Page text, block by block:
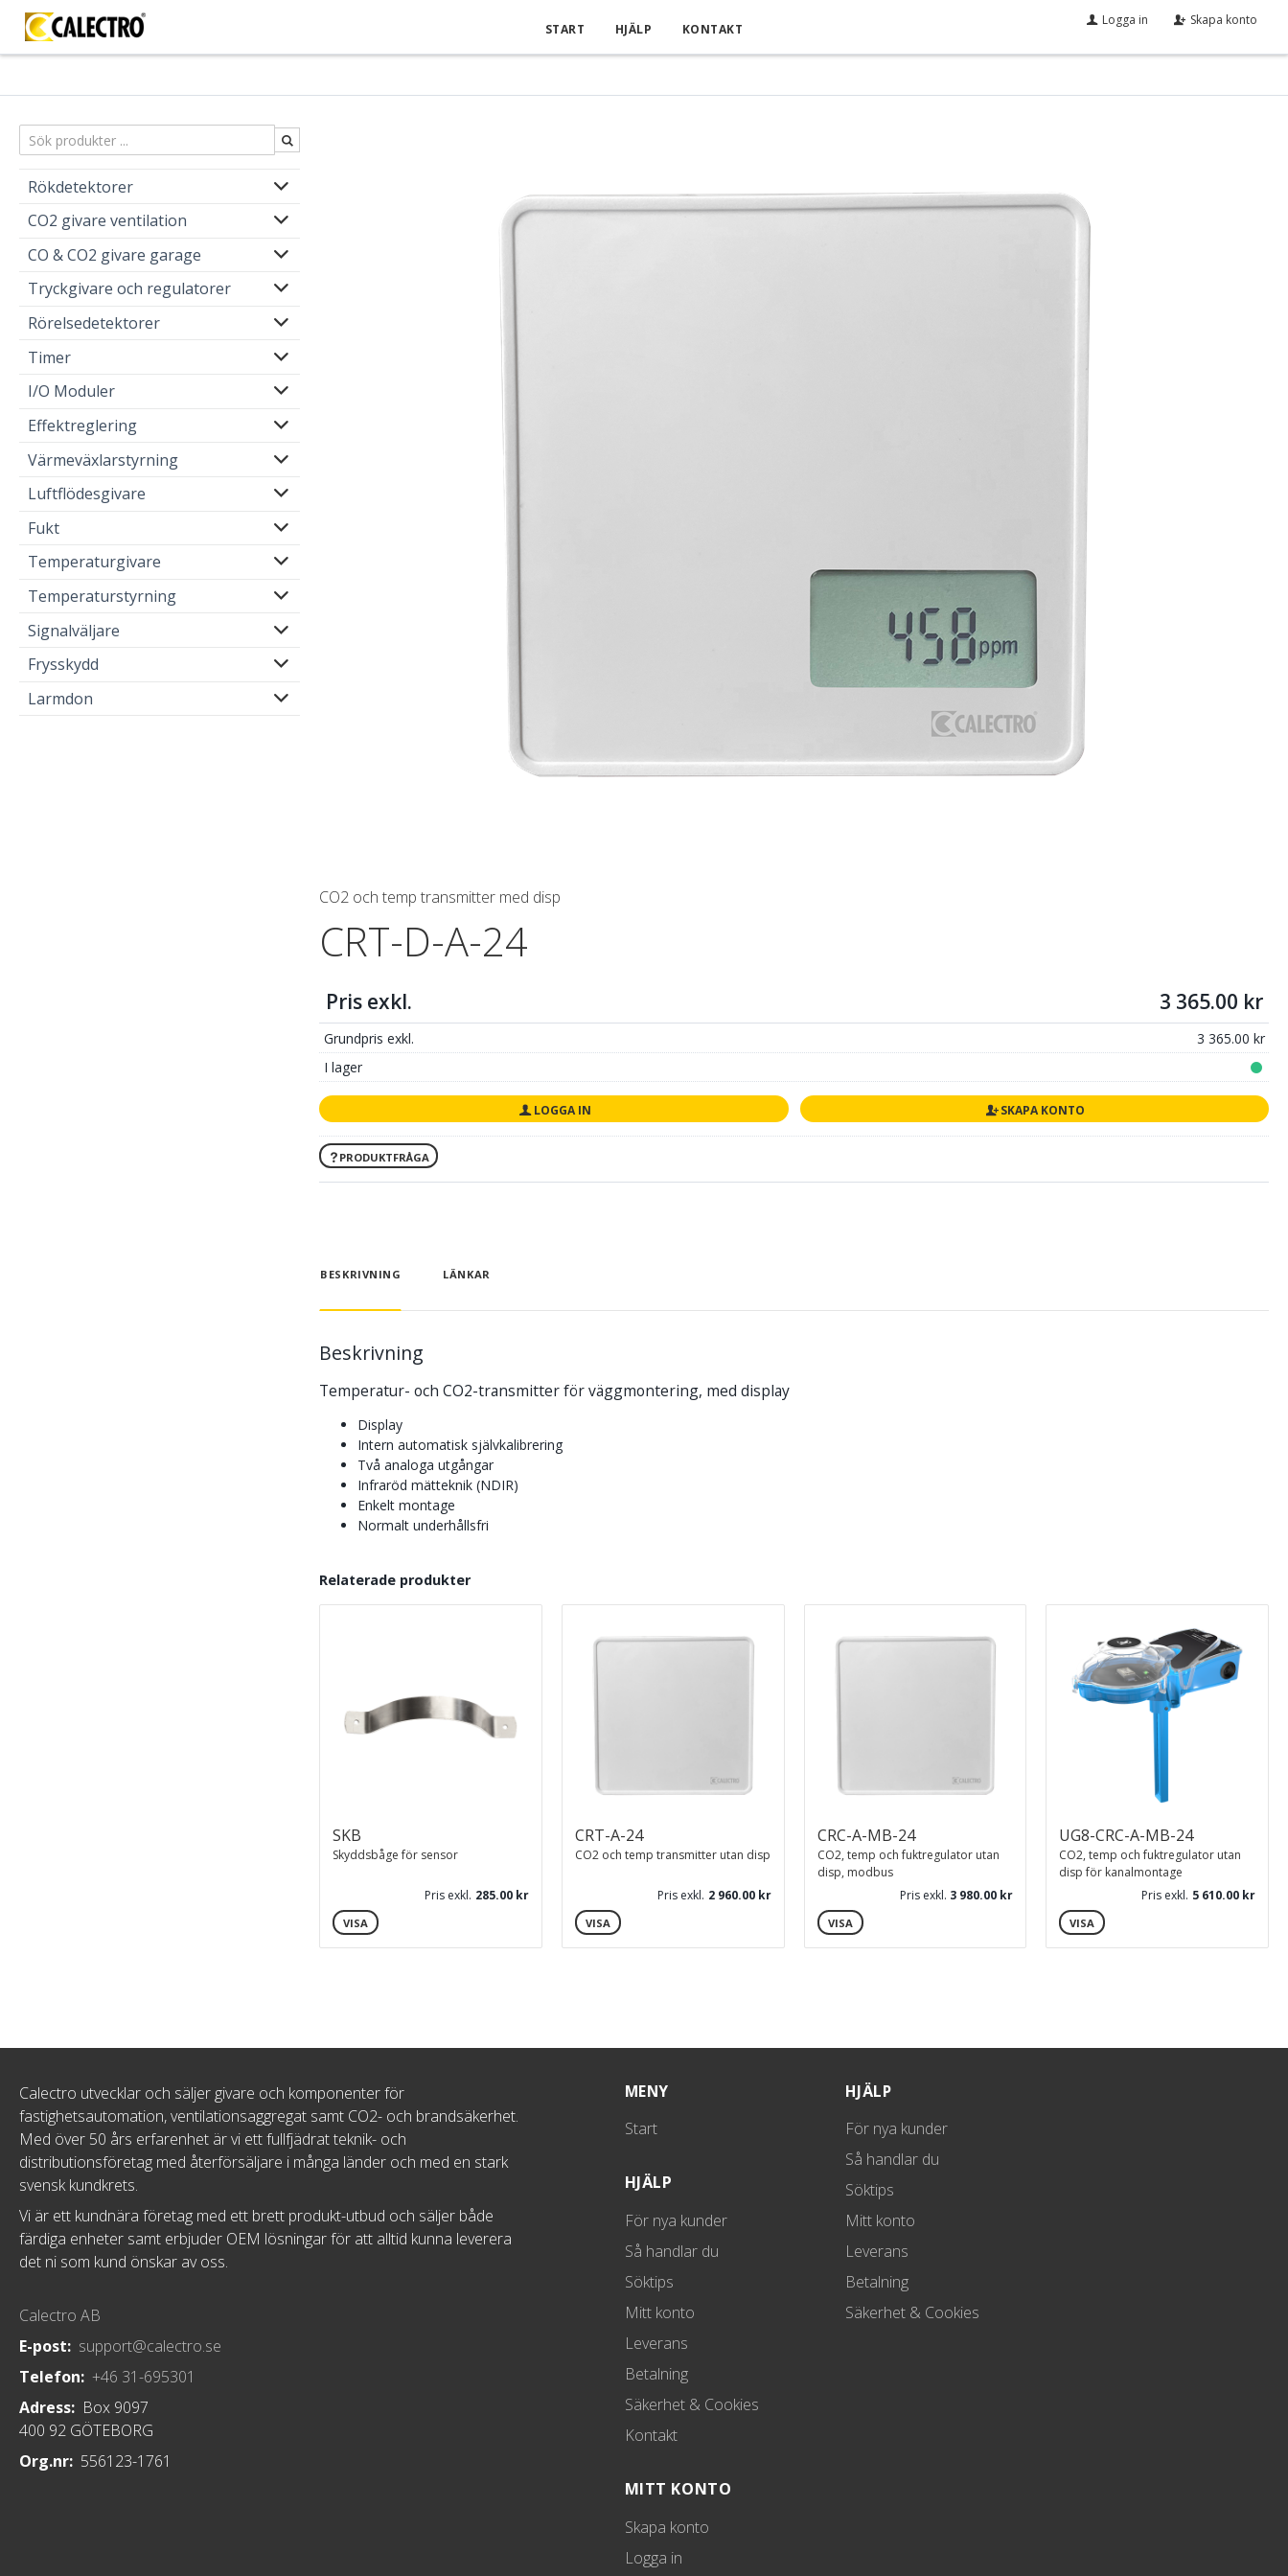
Logga in Skapa konto
START HJÄLP KONTAKT
Rökdetektorer
CO2 givare ventilation
CO & CO2 givare garage
Tryckgivare och regulatorer
Rörelsedetektorer
Timer
I/O Moduler
Effektreglering
Värmeväxlarstyrning
Luftflödesgivare
Fukt
Temperaturgivare
Temperaturstyrning
Signalväljare
Frysskydd
Larmdon
CO2 och temp transmitter med disp
CRT-D-A-24
Pris exkl. 3 365.00
Grundpris exkl.
3 365.00
I lager
PRODUKTFRÅGA
LOGGA IN SKAPA KONTO
BESKRIVNING LÄNKAR
Beskrivning
Temperatur- och CO2-transmitter för väggmontering, med display
Display
Intern automatisk självkalibrering
Två analoga utgångar
Infraröd mätteknik (NDIR)
Enkelt montage
Normalt underhållsfri
Relaterade produkter
Skyddsbåge för sensor
SKB
Pris exkl. 285.00
VISA
CO2 och temp transmitter utan disp
CRT-A-24
Pris exkl. 2 960.00
VISA
CO2, temp och fuktregulator utan
disp, modbus
CRC-A-MB-24
Pris exkl. 3 980.00
VISA
CO2, temp och fuktregulator utan
disp för kanalmontage
UG8-CRC-A-MB-24
Pris exkl. 5 610.00
VISA
Calectro utvecklar och säljer givare och komponenter för
fastighetsautomation, ventilationsaggregat samt CO2- och brandsäkerhet.
Med över 50 års erfarenhet är vi ett fullfjädrat teknik- och
distributionsföretag med återförsäljare i många länder och med en stark
svensk kundkrets.
Vi är ett kundnära företag med ett brett produkt-utbud och säljer både
färdiga enheter samt erbjuder OEM lösningar för att alltid kunna leverera
det ni som kund önskar av oss.
Calectro AB
E-post: support@calectro.se
Telefon: +46 31-695301
Adress: Box 9097
400 92 GÖTEBORG
Org.nr: 556123-1761
MENY
Start
HJÄLP
För nya kunder
Så handlar du
Söktips
Mitt konto
Leverans
Betalning
Säkerhet & Cookies
Kontakt
MITT KONTO
Skapa konto
Logga in
HJÄLP
För nya kunder
Så handlar du
Söktips
Mitt konto
Leverans
Betalning
Säkerhet & Cookies